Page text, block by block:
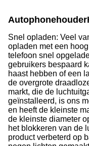
Autophonehouder
Snel opladen: Veel
opladen met een
telefoon snel
gebruikers bespaard
haast hebben of een
de overgrote
markt, die de
geïnstalleerd, is ons
en heeft de kleinste
de kleinste diameter
het blokkeren van de
product verbeterd op